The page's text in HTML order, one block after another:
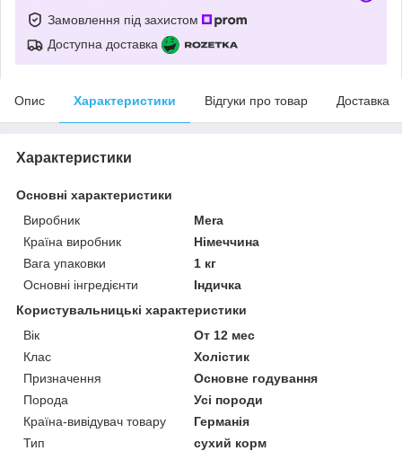
Замовлення під захистом
Доступна доставка
Опис Характеристики Відгуки про товар Доставка
Характеристики
Основні характеристики
Виробник
Mera
Країна виробник
Німеччина
Вага упаковки
1 кг
Основні інгредієнти
Індичка
Користувальницькі характеристики
Вік
От 12 мес
Клас
Холістик
Призначення
Основне годування
Порода
Усі породи
Країна-вивідувач товару
Германія
Тип
сухий корм